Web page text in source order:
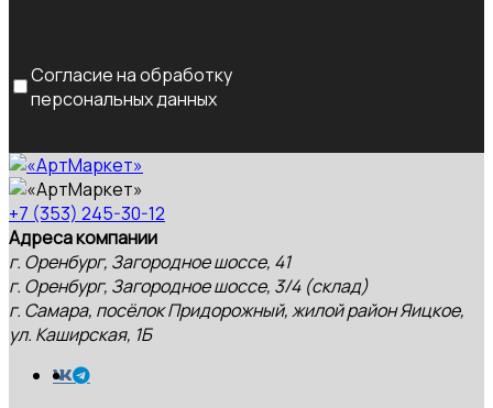
Согласие на обработку
персональных данных
+7 (353) 245-30-12
Адреса компании
г. Оренбург, Загородное шоссе, 41
г. Оренбург, Загородное шоссе, 3/4 (склад)
г. Самара, посёлок Придорожный, жилой район Яицкое,
ул. Каширская, 1Б